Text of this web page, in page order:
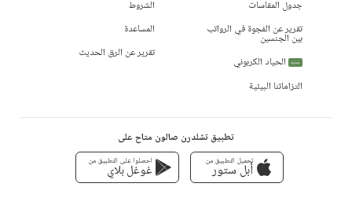
جدول المقاسات
تقرير عن الفجوة في الرواتب
بين الجنسين
جديد
الحياد الكربوني
التزاماتنا البيئية
الشروط
المساعدة
تقرير عن الرق الحديث
تطبيق تشلدرن صالون متاح على
تحميل التطبيق من
أبل ستور
احصلوا على التطبيق من
غوغل بلاي